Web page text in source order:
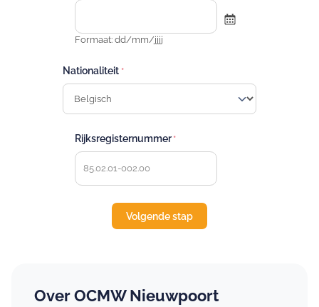
Formaat: dd/mm/jjjj
Nationaliteit
Rijksregisternummer
Over OCMW Nieuwpoort